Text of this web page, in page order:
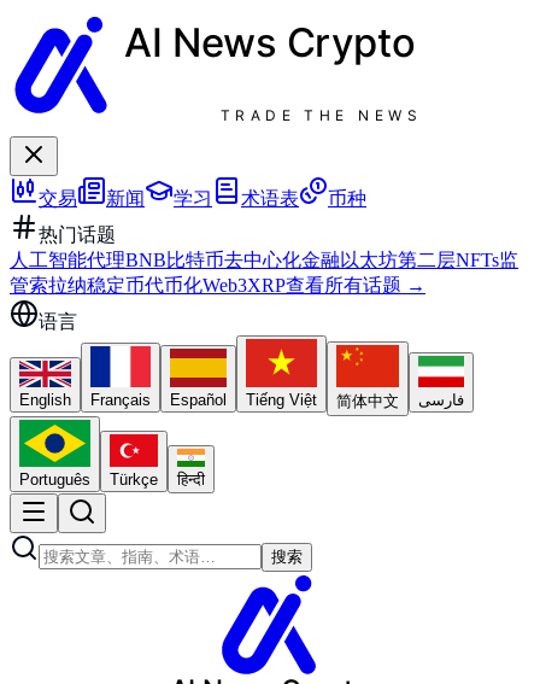
AI News Crypto
TRADE THE NEWS
交易 新闻 学习 术语表
币种
热门话题
人工智能代理BNB比特币去中心化金融 以太坊第二层NFTs监
管索拉纳稳定币代币化Web3XRP查看所有话题 →
语言
English Français Español Tiếng Việt 简体中文 فارسی
Português Türkçe हिन्दी
搜索